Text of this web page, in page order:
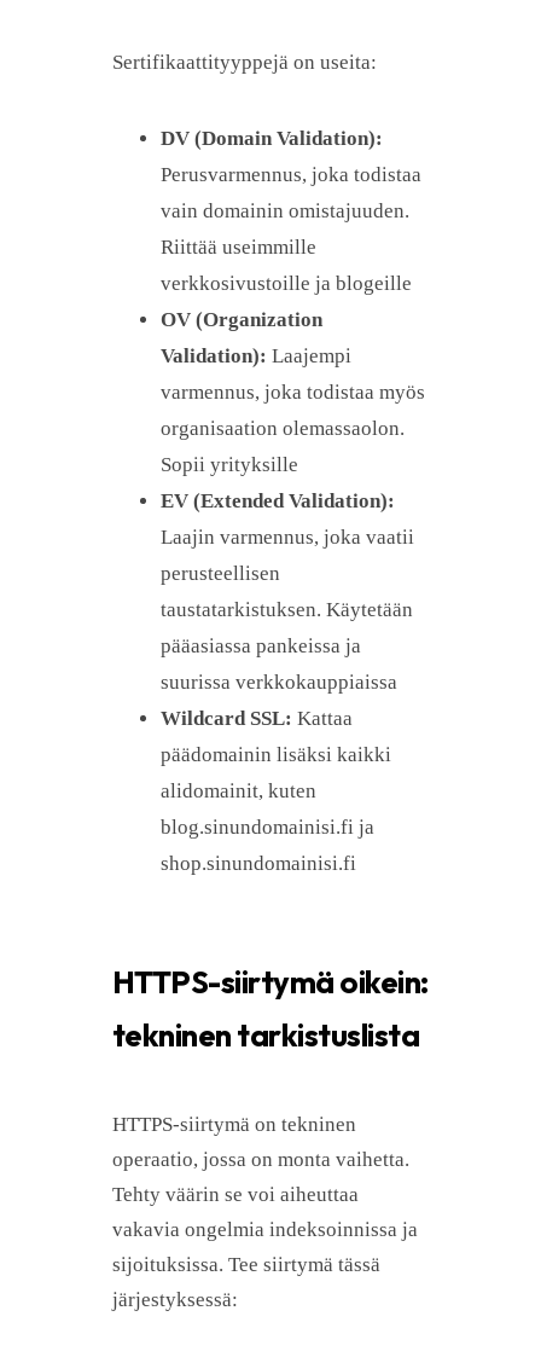
Sertifikaattityyppejä on useita:
DV (Domain Validation):
Perusvarmennus, joka todistaa
vain domainin omistajuuden.
Riittää useimmille
verkkosivustoille ja blogeille
OV (Organization
Validation): Laajempi
varmennus, joka todistaa myös
organisaation olemassaolon.
Sopii yrityksille
EV (Extended Validation):
Laajin varmennus, joka vaatii
perusteellisen
taustatarkistuksen. Käytetään
pääasiassa pankeissa ja
suurissa verkkokauppiaissa
Wildcard SSL: Kattaa
päädomainin lisäksi kaikki
alidomainit, kuten
blog.sinundomainisi.fi ja
shop.sinundomainisi.fi
HTTPS-siirtymä oikein:
tekninen tarkistuslista
HTTPS-siirtymä on tekninen
operaatio, jossa on monta vaihetta.
Tehty väärin se voi aiheuttaa
vakavia ongelmia indeksoinnissa ja
sijoituksissa. Tee siirtymä tässä
järjestyksessä: